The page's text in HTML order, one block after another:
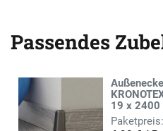
Passendes
19 x 2400